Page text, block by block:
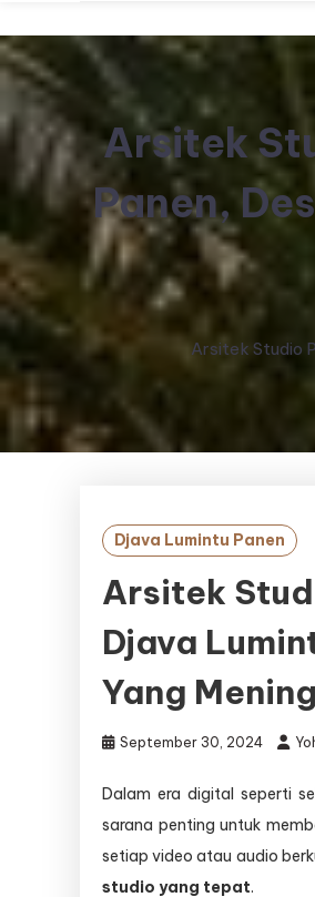
Arsitek
Panen,
Arsitek Studio
Djava Lumintu Panen
Arsitek
Djava
Yang
September 30, 2024
Dalam era digital seperti
sarana penting untuk
setiap video atau audio
studio yang tepat.